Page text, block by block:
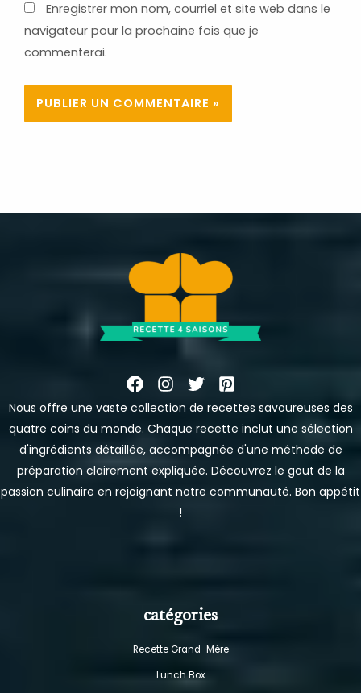
Enregistrer mon nom, courriel et site web dans le
navigateur pour la prochaine fois que je
commenterai.
Nous offre une vaste collection de recettes savoureuses des
quatre coins du monde. Chaque recette inclut une sélection
d'ingrédients détaillée, accompagnée d'une méthode de
préparation clairement expliquée. Découvrez le gout de la
passion culinaire en rejoignant notre communauté. Bon appétit
!
catégories
Recette Grand-Mère
Lunch Box